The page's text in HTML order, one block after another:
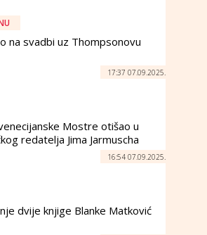
na svadbi uz Thompsonovu
17:37 07.09.2025.
Mostre otišao u
redatelja Jima Jarmuscha
16:54 07.09.2025.
dvije knjige Blanke Matković